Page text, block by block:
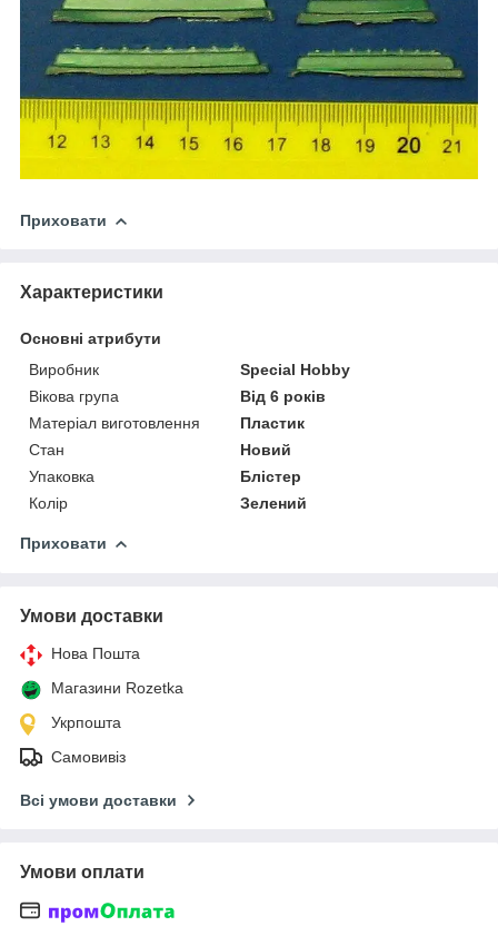
Приховати
Характеристики
Основні атрибути
Виробник
Special Hobby
Вікова група
Від 6 років
Матеріал виготовлення
Пластик
Стан
Новий
Упаковка
Блістер
Колір
Зелений
Приховати
Умови доставки
Нова Пошта
Магазини Rozetka
Укрпошта
Самовивіз
Всі умови доставки
Умови оплати